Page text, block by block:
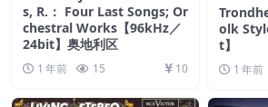
s, R.： Four Last Songs; Or
chestral Works【96kHz／
24bit】奥地利区
1 年前 15 10
olk
t】
1 年前